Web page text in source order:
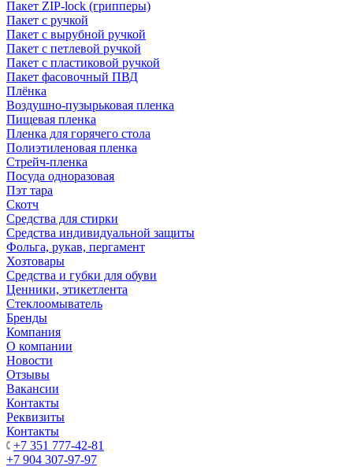
Пакет ZIP-lock (грипперы)
Пакет с ручкой
Пакет с вырубной ручкой
Пакет с петлевой ручкой
Пакет с пластиковой ручкой
Пакет фасовочный ПВД
Плёнка
Воздушно-пузырьковая пленка
Пищевая пленка
Пленка для горячего стола
Полиэтиленовая пленка
Стрейч-пленка
Посуда одноразовая
Пэт тара
Скотч
Средства для стирки
Средства индивидуальной защиты
Фольга, рукав, пергамент
Хозтовары
Средства и губки для обуви
Ценники, этикетлента
Стеклоомыватель
Бренды
Компания
О компании
Новости
Отзывы
Вакансии
Контакты
Реквизиты
Контакты
+7 351 777-42-81
+7 904 307-97-97